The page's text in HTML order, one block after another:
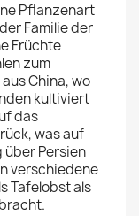
Pflanzenart
Familie der
Früchte
zum
China, wo
kultiviert
das
was auf
Persien
verschiedene
Tafelobst als